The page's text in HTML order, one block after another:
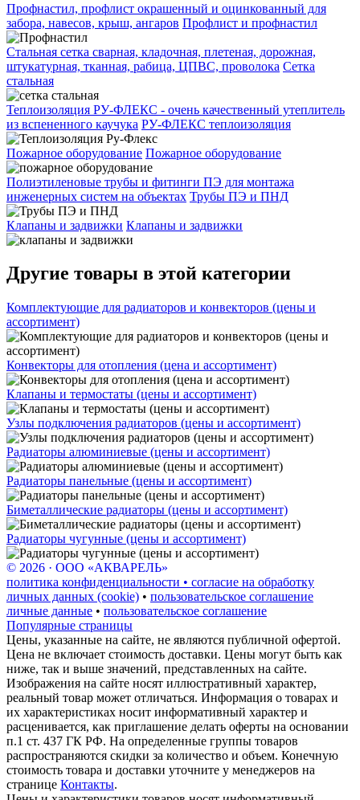
Профнастил, профлист окрашенный и оцинкованный для
забора, навесов, крыш, ангаров Профлист и профнастил
Стальная сетка сварная, кладочная, плетеная, дорожная,
штукатурная, тканная, рабица, ЦПВС, проволока Сетка
стальная
Теплоизоляция РУ-ФЛЕКС - очень качественный утеплитель
из вспененного каучука РУ-ФЛЕКС теплоизоляция
Пожарное оборудование Пожарное оборудование
Полиэтиленовые трубы и фитинги ПЭ для монтажа
инженерных систем на объектах Трубы ПЭ и ПНД
Клапаны и задвижки Клапаны и задвижки
Другие товары в этой категории
Комплектующие для радиаторов и конвекторов (цены и
ассортимент)
Конвекторы для отопления (цена и ассортимент)
Клапаны и термостаты (цены и ассортимент)
Узлы подключения радиаторов (цены и ассортимент)
Радиаторы алюминиевые (цены и ассортимент)
Радиаторы панельные (цены и ассортимент)
Биметаллические радиаторы (цены и ассортимент)
Радиаторы чугунные (цены и ассортимент)
© 2026 · ООО «АКВАРЕЛЬ»
политика конфиденциальности • согласие на обработку
личных данных (cookie) • пользовательское соглашение
личные данные • пользовательское соглашение
Популярные страницы
Цены, указанные на сайте, не являются публичной офертой.
Цена не включает стоимость доставки. Цены могут быть как
ниже, так и выше значений, представленных на сайте.
Изображения на сайте носят иллюстративный характер,
реальный товар может отличаться. Информация о товарах и
их характеристиках носит информативный характер и
расценивается, как приглашение делать оферты на основании
п.1 ст. 437 ГК РФ. На определенные группы товаров
распространяются скидки за количество и объем. Конечную
стоимость товара и доставки уточните у менеджеров на
странице Контакты.